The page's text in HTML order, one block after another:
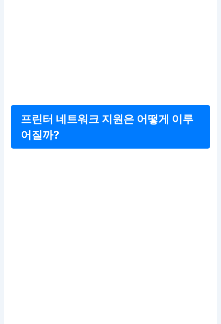
프린터 네트워크 지원은 어떻게 이루
어질까?